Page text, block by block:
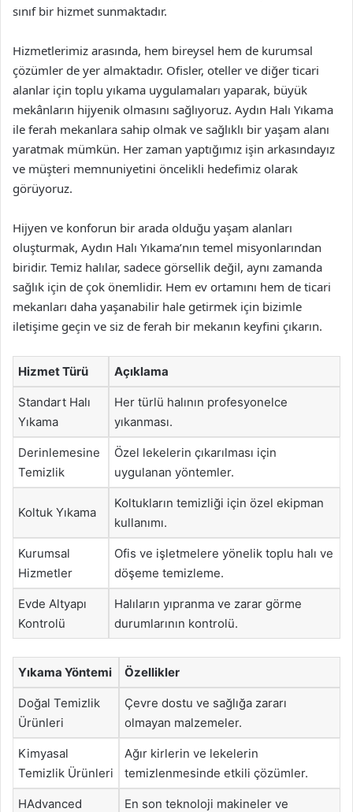
sınıf bir hizmet sunmaktadır.
Hizmetlerimiz arasında, hem bireysel hem de kurumsal
çözümler de yer almaktadır. Ofisler, oteller ve diğer ticari
alanlar için toplu yıkama uygulamaları yaparak, büyük
mekânların hijyenik olmasını sağlıyoruz. Aydın Halı Yıkama
ile ferah mekanlara sahip olmak ve sağlıklı bir yaşam alanı
yaratmak mümkün. Her zaman yaptığımız işin arkasındayız
ve müşteri memnuniyetini öncelikli hedefimiz olarak
görüyoruz.
Hijyen ve konforun bir arada olduğu yaşam alanları
oluşturmak, Aydın Halı Yıkama’nın temel misyonlarından
biridir. Temiz halılar, sadece görsellik değil, aynı zamanda
sağlık için de çok önemlidir. Hem ev ortamını hem de ticari
mekanları daha yaşanabilir hale getirmek için bizimle
iletişime geçin ve siz de ferah bir mekanın keyfini çıkarın.
Hizmet Türü Açıklama
Standart Halı
Yıkama
Her türlü halının profesyonelce
yıkanması.
Derinlemesine
Temizlik
Özel lekelerin çıkarılması için
uygulanan yöntemler.
Koltuk Yıkama
Koltukların temizliği için özel ekipman
kullanımı.
Kurumsal
Hizmetler
Ofis ve işletmelere yönelik toplu halı ve
döşeme temizleme.
Evde Altyapı
Kontrolü
Halıların yıpranma ve zarar görme
durumlarının kontrolü.
Yıkama Yöntemi Özellikler
Doğal Temizlik
Ürünleri
Çevre dostu ve sağlığa zararı
olmayan malzemeler.
Kimyasal
Temizlik Ürünleri
Ağır kirlerin ve lekelerin
temizlenmesinde etkili çözümler.
HAdvanced
En son teknoloji makineler ve